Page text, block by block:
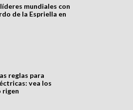
mundiales con
de la Espriella en
reglas para
vea los
rigen